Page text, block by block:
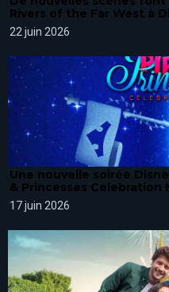
Rivers of the Far West à
22 juin 2026
Une nouvelle soirée
& Princesses Celebration
17 juin 2026